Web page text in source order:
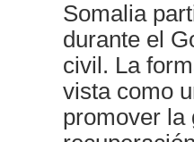
Somalia
durante el
civil. La
vista como
promover la